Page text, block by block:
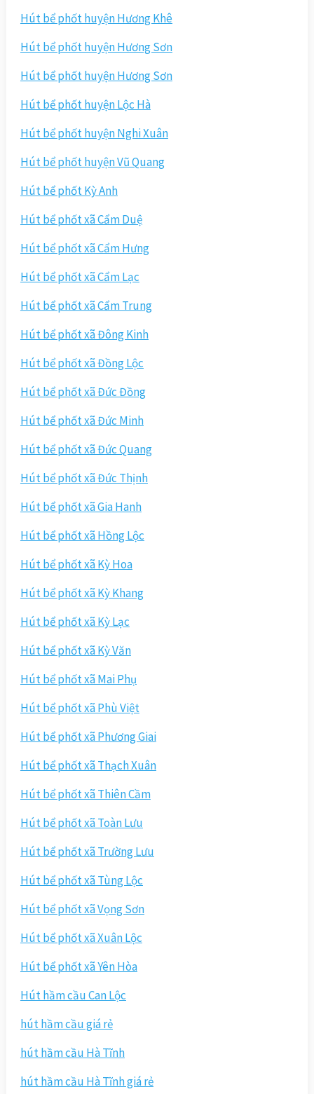
Hút bể phốt huyện Hương Khê
Hút bể phốt huyện Hương Sơn
Hút bể phốt huyện Hương Sơn
Hút bể phốt huyện Lộc Hà
Hút bể phốt huyện Nghi Xuân
Hút bể phốt huyện Vũ Quang
Hút bể phốt Kỳ Anh
Hút bể phốt xã Cẩm Duệ
Hút bể phốt xã Cẩm Hưng
Hút bể phốt xã Cẩm Lạc
Hút bể phốt xã Cẩm Trung
Hút bể phốt xã Đông Kinh
Hút bể phốt xã Đồng Lộc
Hút bể phốt xã Đức Đồng
Hút bể phốt xã Đức Minh
Hút bể phốt xã Đức Quang
Hút bể phốt xã Đức Thịnh
Hút bể phốt xã Gia Hanh
Hút bể phốt xã Hồng Lộc
Hút bể phốt xã Kỳ Hoa
Hút bể phốt xã Kỳ Khang
Hút bể phốt xã Kỳ Lạc
Hút bể phốt xã Kỳ Văn
Hút bể phốt xã Mai Phụ
Hút bể phốt xã Phù Việt
Hút bể phốt xã Phương Giai
Hút bể phốt xã Thạch Xuân
Hút bể phốt xã Thiên Cầm
Hút bể phốt xã Toàn Lưu
Hút bể phốt xã Trường Lưu
Hút bể phốt xã Tùng Lộc
Hút bể phốt xã Vọng Sơn
Hút bể phốt xã Xuân Lộc
Hút bể phốt xã Yên Hòa
Hút hầm cầu Can Lộc
hút hầm cầu giá rẻ
hút hầm cầu Hà Tĩnh
hút hầm cầu Hà Tĩnh giá rẻ